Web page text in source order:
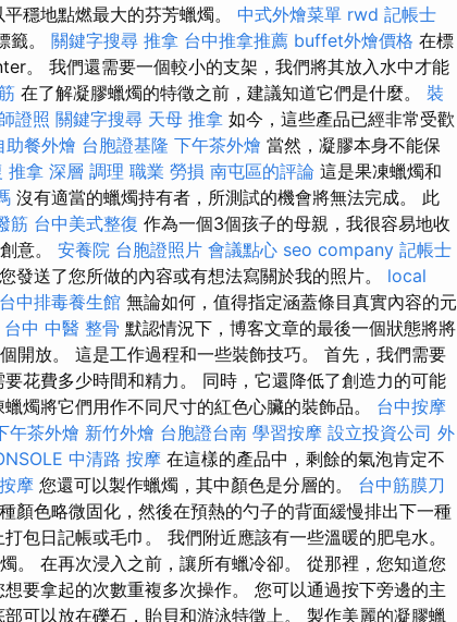
穩地點燃最大的芬芳蠟燭。 中式外燴菜單 rwd 記帳士
籤。 關鍵字搜尋 推拿 台中推拿推薦 buffet外燴價格 在標
。 我們還需要一個較小的支架，我們將其放入水中才能
在了解凝膠蠟燭的特徵之前，建議知道它們是什麼。 裝
證照 關鍵字搜尋 天母 推拿 如今，這些產品已經非常受歡
助餐外燴 台胞證基隆 下午茶外燴 當然，凝膠本身不能保
拿 深層 調理 職業 勞損 南屯區的評論 這是果凍蠟燭和
沒有適當的蠟燭持有者，所測試的機會將無法完成。 此
筋 台中美式整復 作為一個3個孩子的母親，我很容易地收
意。 安養院 台胞證照片 會議點心 seo company 記帳士
發送了您所做的內容或有想法寫關於我的照片。 local
台中排毒養生館 無論如何，值得指定涵蓋條目真實內容的元
台中 中醫 整骨 默認情況下，博客文章的最後一個狀態將將
開放。 這是工作過程和一些裝飾技巧。 首先，我們需要
花費多少時間和精力。 同時，它還降低了創造力的可能
燭將它們用作不同尺寸的紅色心臟的裝飾品。 台中按摩
午茶外燴 新竹外燴 台胞證台南 學習按摩 設立投資公司 外
中清路 按摩 在這樣的產品中，剩餘的氣泡肯定不
摩 您還可以製作蠟燭，其中顏色是分層的。 台中筋膜刀
顏色略微固化，然後在預熱的勺子的背面緩慢排出下一種
包日記帳或毛巾。 我們附近應該有一些溫暖的肥皂水。
。 在再次浸入之前，讓所有蠟冷卻。 從那裡，您知道您
要拿起的次數重複多次操作。 您可以通過按下旁邊的主
可以放在礫石，貽貝和游泳特徵上。 製作美麗的凝膠蠟